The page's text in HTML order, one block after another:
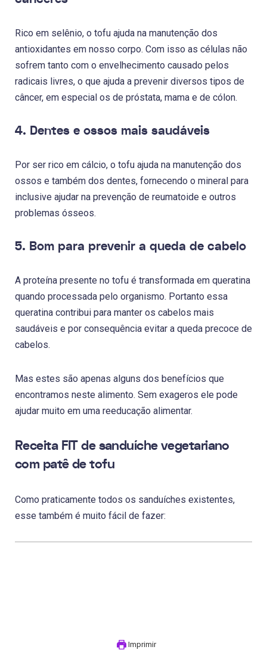
Rico em selênio, o tofu ajuda na manutenção dos
antioxidantes em nosso corpo. Com isso as células não
sofrem tanto com o envelhecimento causado pelos
radicais livres, o que ajuda a prevenir diversos tipos de
câncer, em especial os de próstata, mama e de cólon.
4. Dentes e ossos mais saudáveis
Por ser rico em cálcio, o tofu ajuda na manutenção dos
ossos e também dos dentes, fornecendo o mineral para
inclusive ajudar na prevenção de reumatoide e outros
problemas ósseos.
5. Bom para prevenir a queda de cabelo
A proteína presente no tofu é transformada em queratina
quando processada pelo organismo. Portanto essa
queratina contribui para manter os cabelos mais
saudáveis e por consequência evitar a queda precoce de
cabelos.
Mas estes são apenas alguns dos benefícios que
encontramos neste alimento. Sem exageros ele pode
ajudar muito em uma reeducação alimentar.
Receita FIT de sanduíche vegetariano
com patê de tofu
Como praticamente todos os sanduíches existentes,
esse também é muito fácil de fazer:
Imprimir